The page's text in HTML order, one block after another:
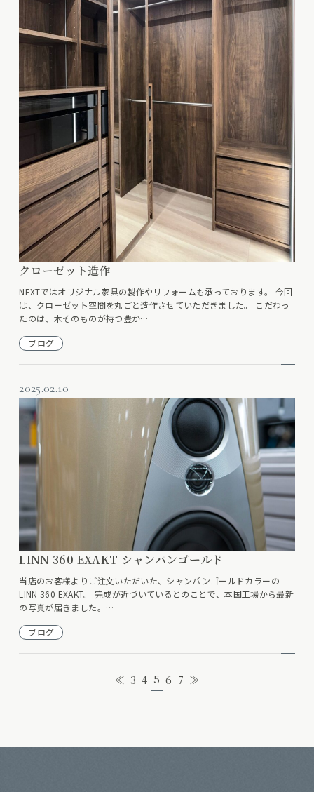
クローゼット造作
NEXTではオリジナル家具の製作やリフォームも承っております。 今回
は、クローゼット空間を丸ごと造作させていただきました。 こだわっ
たのは、木そのものが持つ豊か…
ブログ
2025.02.10
LINN 360 EXAKT シャンパンゴールド
当店のお客様よりご注文いただいた、シャンパンゴールドカラーの
LINN 360 EXAKT。 完成が近づいているとのことで、本国工場から最新
の写真が届きました。…
ブログ
≪ 3 4 5 6 7 ≫